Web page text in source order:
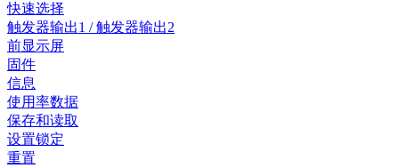
快速选择
触发器输出1 / 触发器输出2
前显示屏
固件
信息
使用率数据
保存和读取
设置锁定
重置